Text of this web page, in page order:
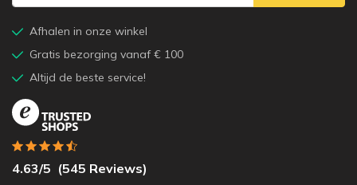
Afhalen in onze winkel
Gratis bezorging vanaf € 100
Altijd de beste service!
4.63/5 (545 Reviews)